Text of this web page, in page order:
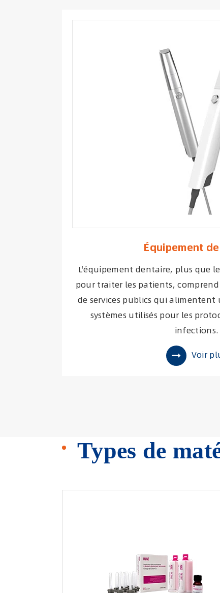
Équipement
L'équipement dentaire, plus que
pour traiter les patients,
de services publics qui
systèmes utilisés pour les
infections.
Voir
Types de